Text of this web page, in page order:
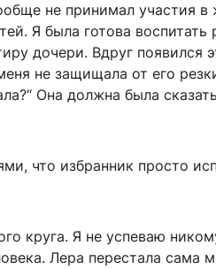
не принимал участия в
Я была готова воспитать
дочери. Вдруг появился
не защищала от его
Она должна была
что избранник просто
круга. Я не успеваю
Лера перестала сама